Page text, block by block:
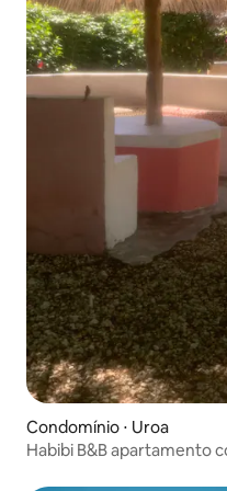
Condomínio ⋅ Uroa
Habibi B&B apartamento